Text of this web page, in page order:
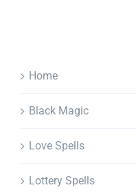
Home
Black Magic
Love Spells
Lottery Spells